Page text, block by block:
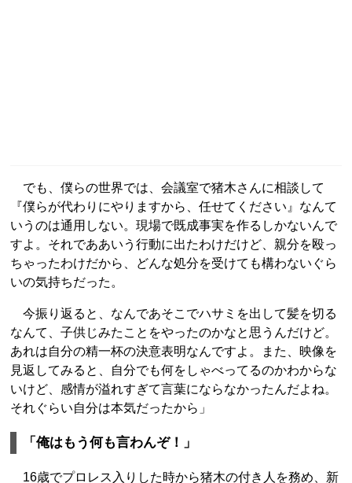
でも、僕らの世界では、会議室で猪木さんに相談して
『僕らが代わりにやりますから、任せてください』なんて
いうのは通用しない。現場で既成事実を作るしかないんで
すよ。それでああいう行動に出たわけだけど、親分を殴っ
ちゃったわけだから、どんな処分を受けても構わないぐら
いの気持ちだった。
今振り返ると、なんであそこでハサミを出して髪を切る
なんて、子供じみたことをやったのかなと思うんだけど。
あれは自分の精一杯の決意表明なんですよ。また、映像を
見返してみると、自分でも何をしゃべってるのかわからな
いけど、感情が溢れすぎて言葉にならなかったんだよね。
それぐらい自分は本気だったから」
「俺はもう何も言わんぞ！」
16歳でプロレス入りした時から猪木の付き人を務め、新